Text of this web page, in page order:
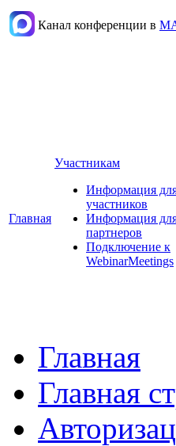
Канал конференции в
Главная
Участникам
Информация
участников
Информация
партнеров
Подключение к
WebinarMeetings
Главная
Главная